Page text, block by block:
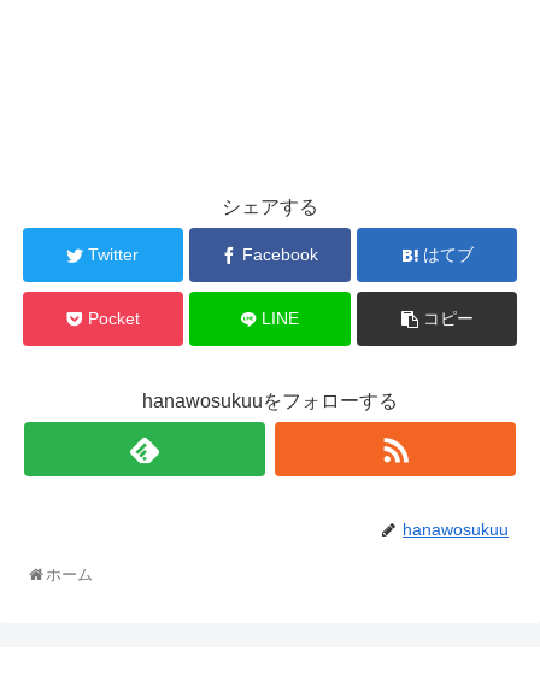
シェアする
Twitter Facebook はてブ
Pocket LINE コピー
hanawosukuuをフォローする
hanawosukuu
ホーム